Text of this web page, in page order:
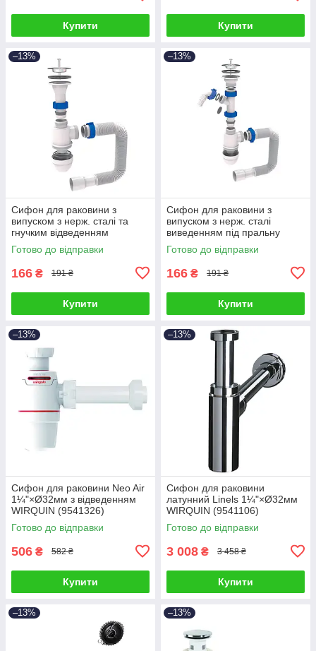
Купити Купити
–13%
Сифон для раковини з
випуском з нерж. сталі та
гнучким відведенням
1½"×Ø40/50мм TAU
(9841752)
Готово до відправки
166 ₴ 191 ₴
Купити
–13%
Сифон для раковини з
випуском з нерж. сталі
виведенням під пральну
машину і гнучким
відведенням 1½"×Ø40/50мм
Готово до відправки
166 ₴ 191 ₴
Купити
–13%
Сифон для раковини Neo Air
1¼"×Ø32мм з відведенням
WIRQUIN (9541326)
Готово до відправки
506 ₴ 582 ₴
Купити
–13%
Сифон для раковини
латунний Linels 1¼"×Ø32мм
WIRQUIN (9541106)
Готово до відправки
3 008 ₴ 3 458 ₴
Купити
–13% –13%